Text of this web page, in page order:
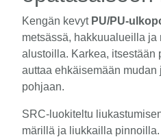
Kengän kevyt PU/PU-
metsässä, hakkuualueilla
alustoilla. Karkea, itsestään
auttaa ehkäisemään mudan
pohjaan.
SRC-luokiteltu
märillä ja liukkailla